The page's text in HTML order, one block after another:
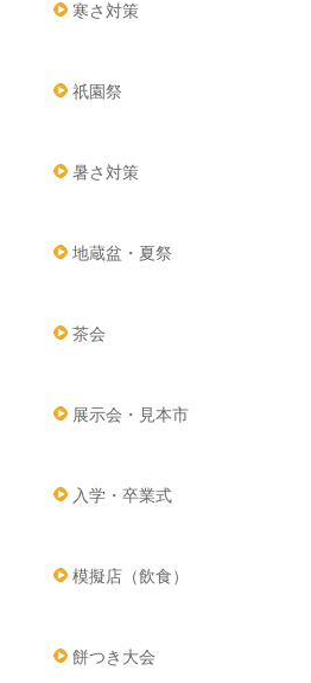
寒さ対策
祇園祭
暑さ対策
地蔵盆・夏祭
茶会
展示会・見本市
入学・卒業式
模擬店（飲食）
餅つき大会